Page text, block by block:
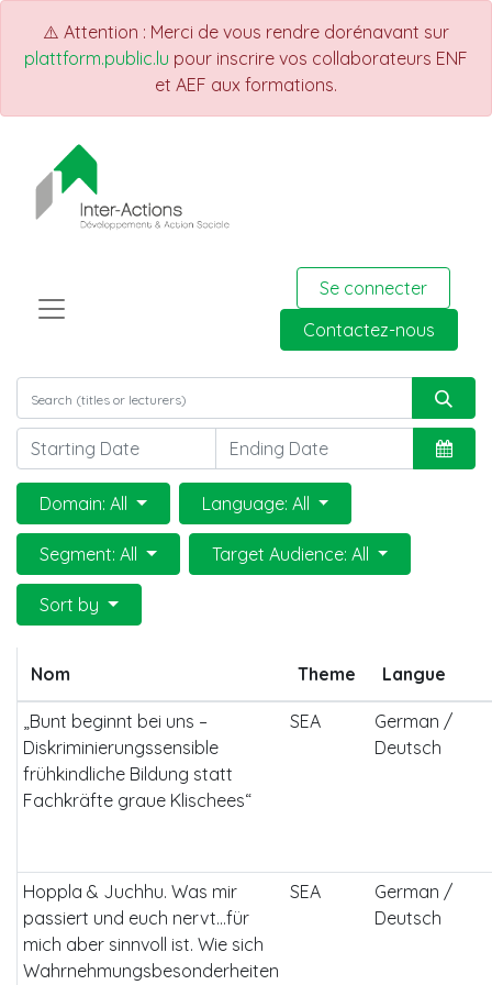
⚠️ Attention : Merci de vous rendre dorénavant sur
plattform.public.lu pour inscrire vos collaborateurs ENF
et AEF aux formations.
Se connecter
Contactez-nous
Domain: All Language: All
Segment: All Target Audience: All
Sort by
Nom Theme Langue
„Bunt beginnt bei uns –
Diskriminierungssensible
frühkindliche Bildung statt
Fachkräfte graue Klischees“
SEA
German /
Deutsch
Hoppla & Juchhu. Was mir
passiert und euch nervt…für
mich aber sinnvoll ist. Wie sich
Wahrnehmungsbesonderheiten
SEA
German /
Deutsch